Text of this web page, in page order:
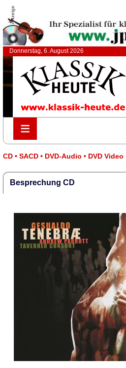
Anzeige
Donnerstag, 6. August 2026
≡
≡
CD • SACD • DVD-Audio • DVD Video
Besprechung CD